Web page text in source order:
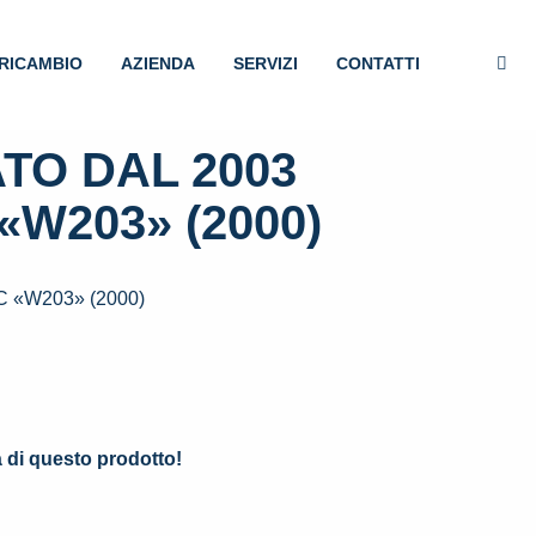
AZIENDA SERVIZI CONTATTI
DAL 2003
(2000)
«W203» (2000)
di questo prodotto!